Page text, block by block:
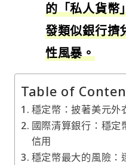
的「私人貨幣
發類似銀行擠
性風暴。
Table of
穩定幣：披著美元外
國際清算銀行：穩定
信用
穩定幣最大的風險：